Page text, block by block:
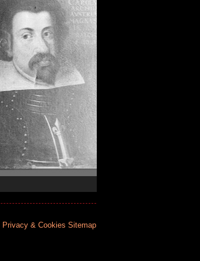
Privacy & Cookies Sitemap